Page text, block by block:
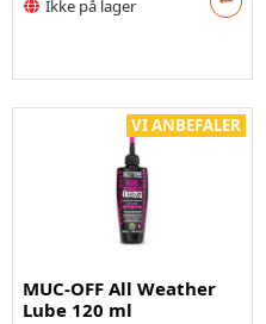
Ikke på lager
VI ANBEFALER
MUC-OFF All Weather
Lube 120 ml